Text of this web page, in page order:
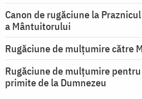
Canon de rugăciune la
a Mântuitorului
Rugăciune de mulţumire către
Rugăciune de mulțumire
primite de la Dumnezeu